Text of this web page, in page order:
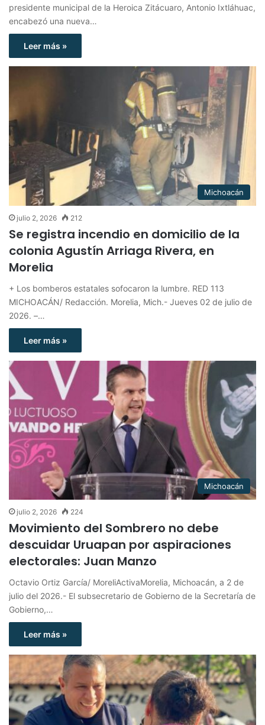
presidente municipal de la Heroica Zitácuaro, Antonio Ixtláhuac,
encabezó una nueva…
Leer más »
Michoacán
julio 2, 2026 212
Se registra incendio en domicilio de la
colonia Agustín Arriaga Rivera, en
Morelia
+ Los bomberos estatales sofocaron la lumbre. RED 113
MICHOACÁN/ Redacción. Morelia, Mich.- Jueves 02 de julio de
2026. –…
Leer más »
Michoacán
julio 2, 2026 224
Movimiento del Sombrero no debe
descuidar Uruapan por aspiraciones
electorales: Juan Manzo
Octavio Ortiz García/ MoreliActivaMorelia, Michoacán, a 2 de
julio del 2026.- El subsecretario de Gobierno de la Secretaría de
Gobierno,…
Leer más »